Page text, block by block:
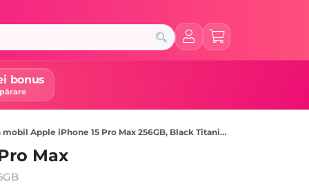
bonus
Apple iPhone 15 Pro Max 256GB, Black Titanium
Max